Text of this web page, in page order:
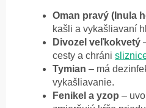
Oman pravý (Inula
kašli a vykašliavaní
Divozel veľkokvetý
cesty a chráni
Tymian – má
vykašliavanie.
Fenikel a yzop –